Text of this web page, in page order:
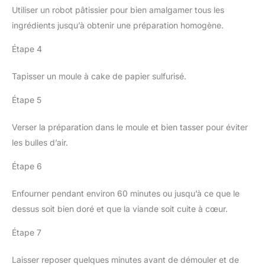
Utiliser un robot pâtissier pour bien amalgamer tous les
ingrédients jusqu’à obtenir une préparation homogène.
Étape 4
Tapisser un moule à cake de papier sulfurisé.
Étape 5
Verser la préparation dans le moule et bien tasser pour éviter
les bulles d’air.
Étape 6
Enfourner pendant environ 60 minutes ou jusqu’à ce que le
dessus soit bien doré et que la viande soit cuite à cœur.
Étape 7
Laisser reposer quelques minutes avant de démouler et de